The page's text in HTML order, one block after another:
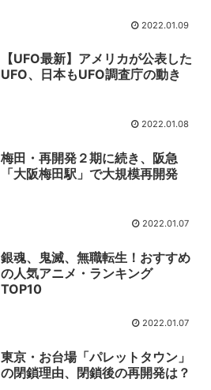
2022.01.09
【UFO最新】アメリカが公表した
UFO、日本もUFO調査庁の動き
2022.01.08
梅田・再開発２期に続き、阪急
「大阪梅田駅」で大規模再開発
2022.01.07
銀魂、鬼滅、無職転生！おすすめ
の人気アニメ・ランキング
TOP10
2022.01.07
東京・お台場「パレットタウン」
の閉鎖理由、閉鎖後の再開発は？